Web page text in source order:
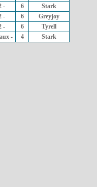
- 6
Stark
- 6
Greyjoy
- 6
Tyrell
- 4 Stark